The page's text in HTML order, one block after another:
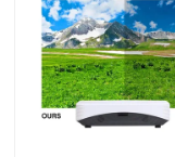
О Компании
Наша фабрика